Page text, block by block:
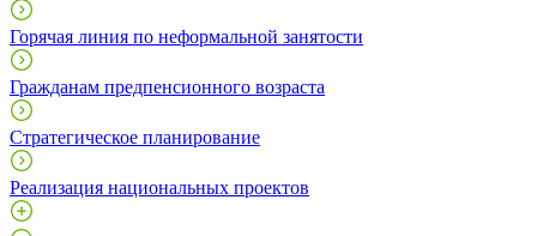
Горячая линия по неформальной занятости
Гражданам предпенсионного возраста
Стратегическое планирование
Реализация национальных проектов